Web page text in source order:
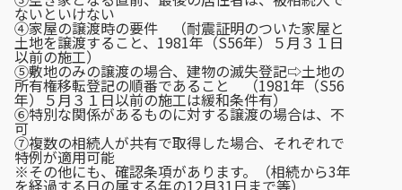
ないといけない
④家屋の譲渡時の要件 （耐震証明のついた家屋と
土地を譲渡すること、1981年（S56年）５月３１日
以前の施工）
⑤敷地のみの譲渡の場合、建物の滅失登記⇨土地の
所有権移転登記の順番であること （1981年（S56
年）５月３１日以前の施工は緩和条件有）
⑥特別な関係があるものに対する譲渡の場合は、不
可
⑦複数の相続人が共有で取得した場合、それぞれで
特例が適用可能
※その他にも、確認条項があります。（相続から3年
を経過する日の属する年の12月31日まで等）